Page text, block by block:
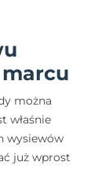
można
właśnie
wysiewów
już wprost